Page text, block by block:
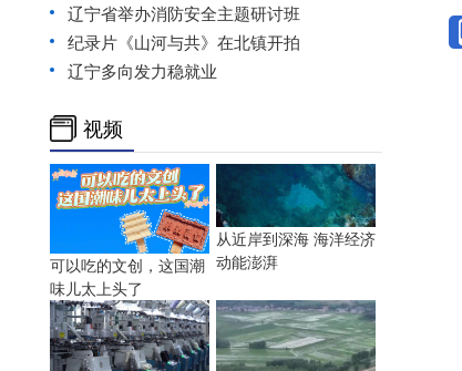
辽宁省举办消防安全主题研讨班
纪录片《山河与共》在北镇开拍
辽宁多向发力稳就业
视频
可以吃的文创，这国潮
味儿太上头了
从近岸到深海 海洋经济
动能澎湃